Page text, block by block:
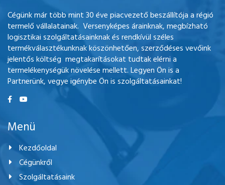
Cégünk már több mint 30 éve piacvezető beszállítója a régió
termelő vállalatainak. Versenyképes árainknak, megbízható
logisztikai szolgáltatásainknak és rendkívül széles
termékválasztékunknak köszönhetően, szerződéses vevőink
jelentős költség megtakarításokat tudtak elérni a
termelékenységük növelése mellett. Legyen Ön is a
Partnerünk, vegye igénybe Ön is szolgáltatásainkat!
Menü
Kezdőoldal
Cégünkről
Szolgáltatásaink